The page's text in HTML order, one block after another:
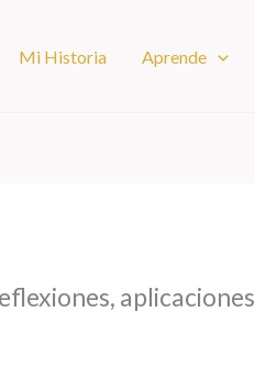
Mi Historia Aprende
aplicaciones